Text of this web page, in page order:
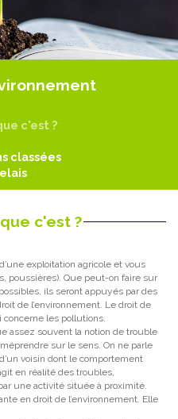
c'est ?
classées
c'est ?
exploitation agricole et vous
poussières). Que peut-on faire sur
ils seront appuyés par des
de l’environnement. Le droit de
concerne les pollutions.
assez souvent la notion de trouble
sur le sens. On ne parle
voisin dont le comportement
en réalité des troubles,
une activité située à proximité.
en droit de l’environnement. Elle